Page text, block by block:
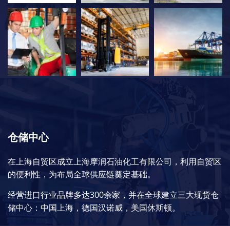
仓储中心
在上海自贸区成立上海摩润石油化工有限公司，利用自贸区
的便利性，为布局全球供应链奠定基础。
经营进口行业品牌多达300余家，并在全球建立三大现货仓
储中心：中国上海，德国汉诺威，美国休斯顿。